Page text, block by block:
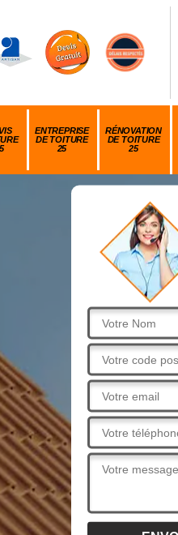
ENTREPRISE
DE TOITURE
25
RÉNOVATION
DE TOITURE
25